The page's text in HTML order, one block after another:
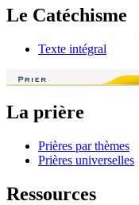
Le Catéchisme
Texte intégral
La prière
Prières par thèmes
Prières universelles
Ressources